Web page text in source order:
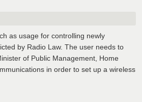
as usage for controlling newly
by Radio Law. The user needs to
of Public Management, Home
in order to set up a wireless